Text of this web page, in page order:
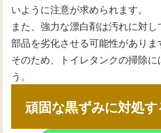
いように注意が求められます。
また、強力な漂白剤は汚れに対
部品を劣化させる可能性がありま
そのため、トイレタンクの掃除
う。
頑固な黒ずみに対処